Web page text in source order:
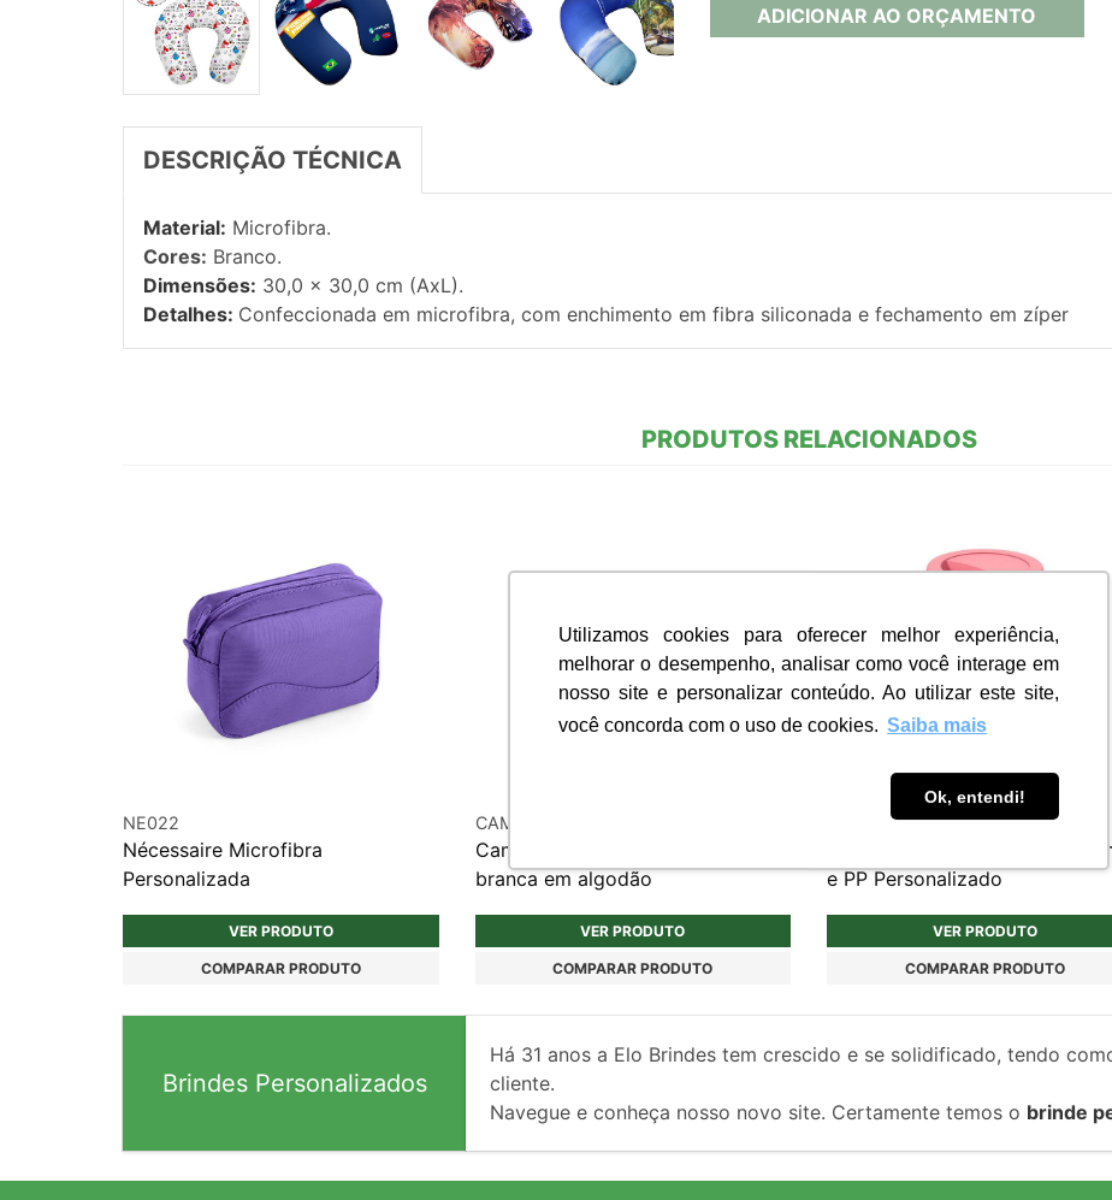
Utilizamos cookies para oferecer melhor experiência,
melhorar o desempenho, analisar como você interage em
nosso site e personalizar conteúdo. Ao utilizar este site,
você concorda com o uso de cookies. Saiba mais
Ok, entendi!
ADICIONAR AO ORÇAMENTO
DESCRIÇÃO TÉCNICA
Material: Microfibra.
Cores: Branco.
Dimensões: 30,0 x 30,0 cm (AxL).
Detalhes: Confeccionada em microfibra, com enchimento em fibra siliconada e fechamento em zíper
PRODUTOS RELACIONADOS
NE022
Nécessaire Microfibra
Personalizada
VER PRODUTO
COMPARAR PRODUTO
CAM023
Camiseta feminina personalizada
branca em algodão
VER PRODUTO
COMPARAR PRODUTO
Copo Sustentável Fibra de
e PP Personalizado
VER PRODUTO
COMPARAR PRODUTO
Brindes Personalizados
Há 31 anos a Elo Brindes tem crescido e se solidificado, tendo
cliente.
Navegue e conheça nosso novo site. Certamente temos o brinde